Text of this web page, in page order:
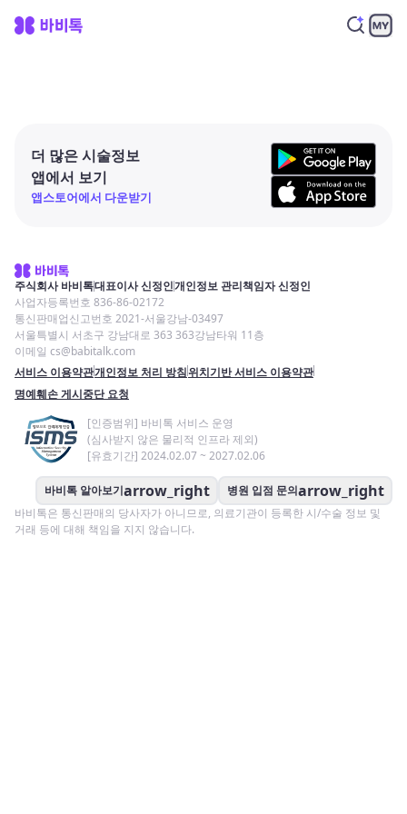
더 많은 시술정보
앱에서 보기
앱스토어에서 다운받기
주식회사 바비톡대표이사 신정인개인정보 관리책임자 신정인
사업자등록번호 836-86-02172
통신판매업신고번호 2021-서울강남-03497
서울특별시 서초구 강남대로 363 363강남타워 11층
이메일 cs@babitalk.com
서비스 이용약관개인정보 처리 방침위치기반 서비스 이용약관
명예훼손 게시중단 요청
[인증범위] 바비톡 서비스 운영
(심사받지 않은 물리적 인프라 제외)
[유효기간] 2024.02.07 ~ 2027.02.06
바비톡 알아보기arrow_right 병원 입점 문의arrow_right
바비톡은 통신판매의 당사자가 아니므로, 의료기관이 등록한 시/수술 정보 및
거래 등에 대해 책임을 지지 않습니다.